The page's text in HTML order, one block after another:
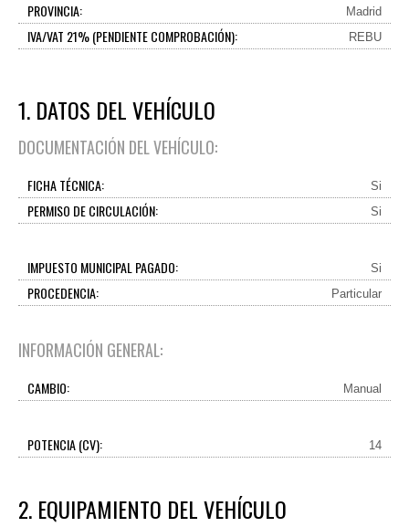
PROVINCIA: Madrid
IVA/VAT 21% (PENDIENTE COMPROBACIÓN): REBU
1. DATOS DEL VEHÍCULO
DOCUMENTACIÓN DEL VEHÍCULO:
FICHA TÉCNICA: Si
PERMISO DE CIRCULACIÓN: Si
IMPUESTO MUNICIPAL PAGADO: Si
PROCEDENCIA: Particular
INFORMACIÓN GENERAL:
CAMBIO: Manual
POTENCIA (CV): 14
2. EQUIPAMIENTO DEL VEHÍCULO